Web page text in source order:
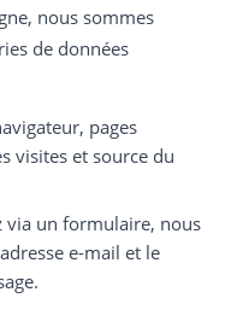
nous sommes
de données
pages
visites et source du
via un formulaire, nous
e-mail et le